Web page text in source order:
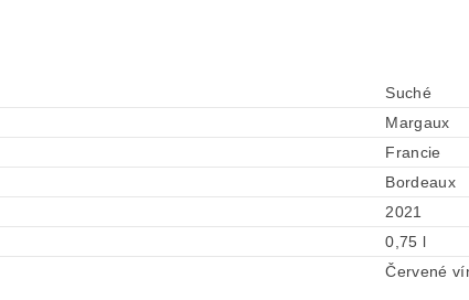
Suché
Margaux
Francie
Bordeaux
2021
0,75 l
Červené